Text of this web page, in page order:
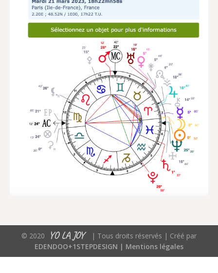
© 2020 YO LA JOY
| Tous droits réservés | Créé par
EDENDOO+1STEPDESIGN | Mentions légales